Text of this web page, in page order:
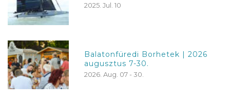
2025. Jul. 10
Balatonfüredi Borhetek | 2026
augusztus 7-30.
2026. Aug. 07 - 30.